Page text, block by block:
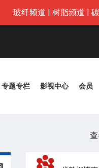
玻纤频道 | 树脂频道 |
专题专栏 影视中心 会员